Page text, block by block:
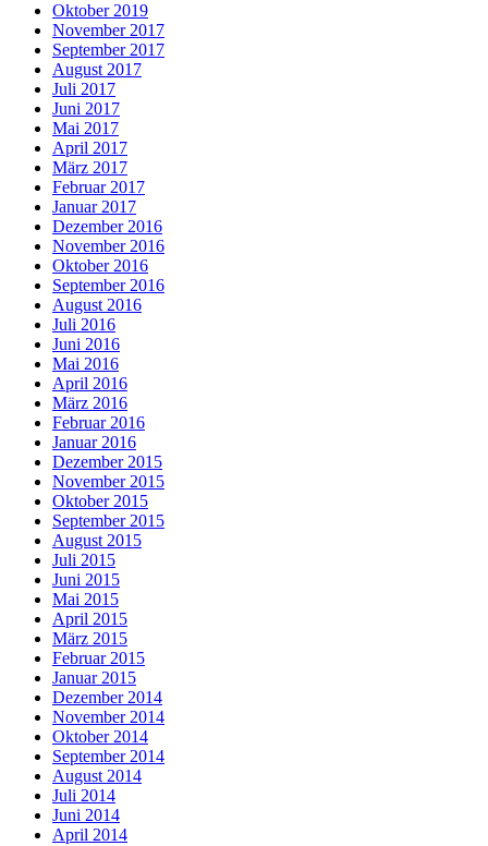
Oktober 2019
November 2017
September 2017
August 2017
Juli 2017
Juni 2017
Mai 2017
April 2017
März 2017
Februar 2017
Januar 2017
Dezember 2016
November 2016
Oktober 2016
September 2016
August 2016
Juli 2016
Juni 2016
Mai 2016
April 2016
März 2016
Februar 2016
Januar 2016
Dezember 2015
November 2015
Oktober 2015
September 2015
August 2015
Juli 2015
Juni 2015
Mai 2015
April 2015
März 2015
Februar 2015
Januar 2015
Dezember 2014
November 2014
Oktober 2014
September 2014
August 2014
Juli 2014
Juni 2014
April 2014